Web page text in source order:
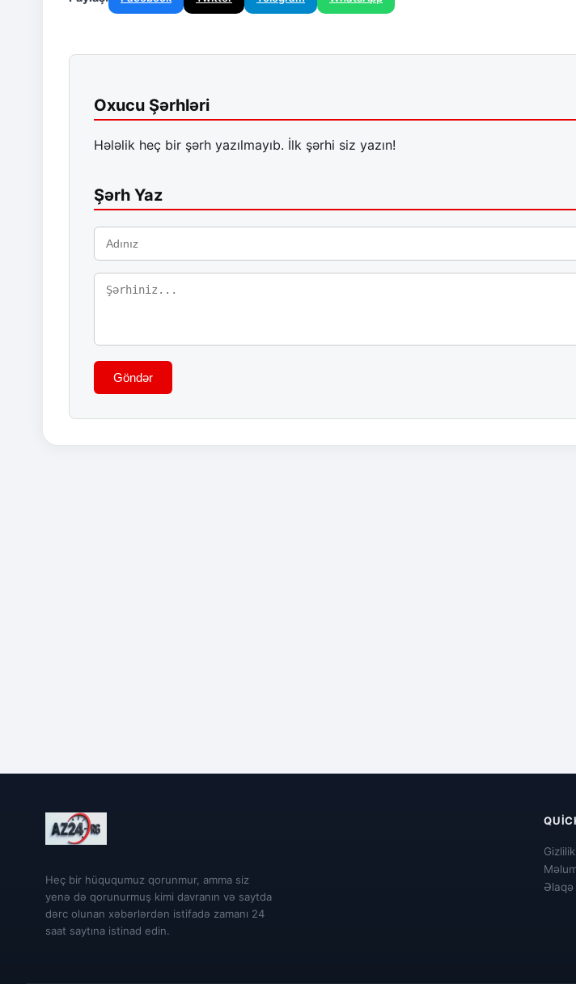
Oxucu Şərhləri
Hələlik heç bir şərh yazılmayıb. İlk şərhi siz yazın!
Şərh Yaz
Göndər
Heç bir hüququmuz qorunmur, amma siz
yenə də qorunurmuş kimi davranın və saytda
dərc olunan xəbərlərdən istifadə zamanı 24
saat saytına istinad edin.
Əlaqə